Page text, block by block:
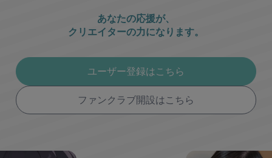
あなたの応援が、
クリエイターの力になります。
ユーザー登録はこちら
ファンクラブ開設はこちら